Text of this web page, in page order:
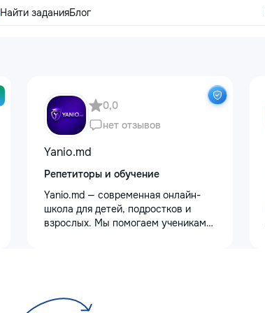
Найти заданияБлог
0,0
нет отзывов
Yanio.md
Репетиторы и обучение
Yanio.md — современная онлайн-
школа для детей, подростков и
взрослых. Мы помогаем ученикам
квалифицированные преподаватели